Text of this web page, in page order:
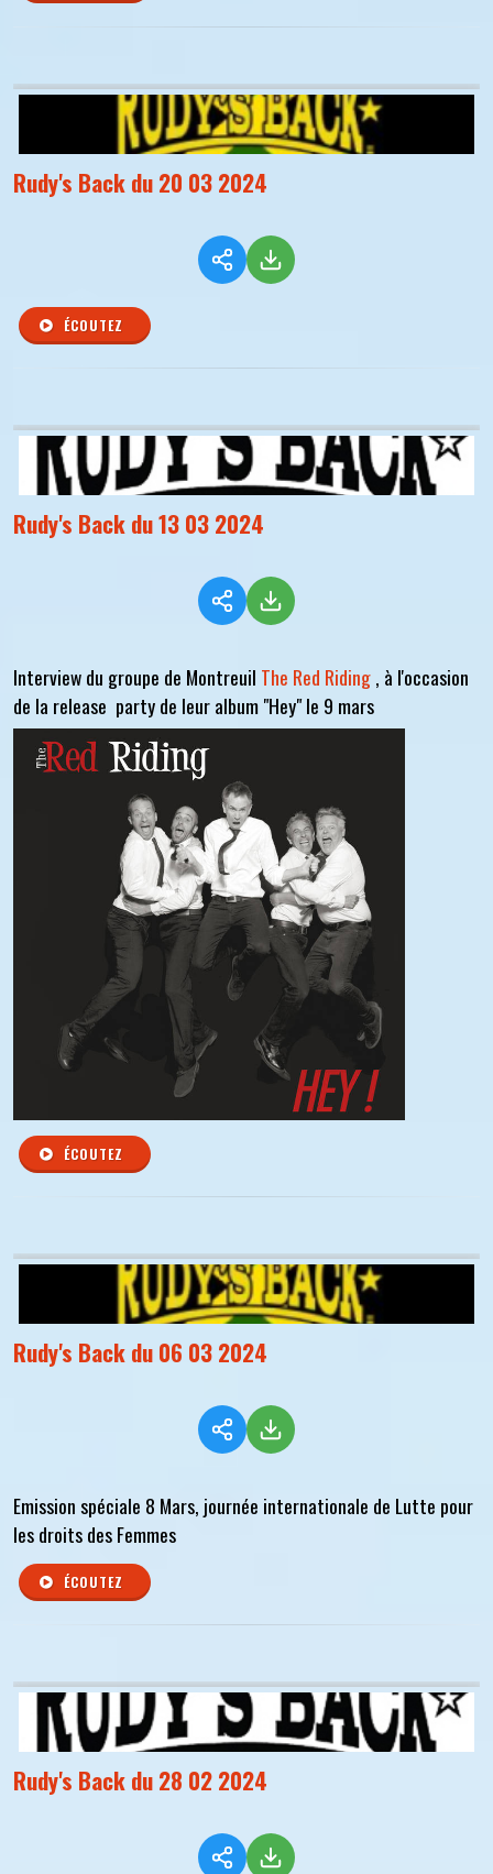
Rudy's Back du 20 03 2024
ÉCOUTEZ
Rudy's Back du 13 03 2024
Interview du groupe de Montreuil The Red Riding, à l'occasion
de la release party de leur album "Hey" le 9 mars
ÉCOUTEZ
Rudy's Back du 06 03 2024
Emission spéciale 8 Mars, journée internationale de Lutte pour
les droits des Femmes
ÉCOUTEZ
Rudy's Back du 28 02 2024